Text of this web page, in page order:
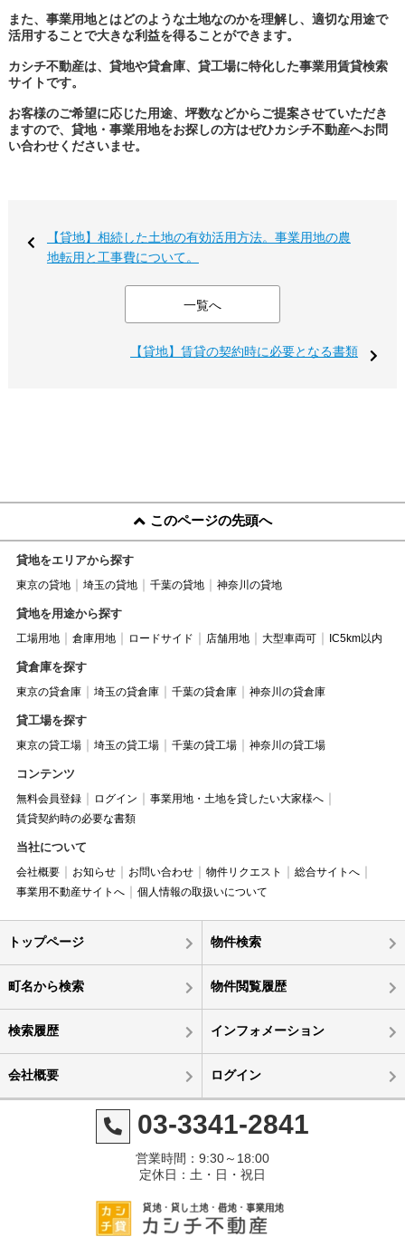
また、事業用地とはどのような土地なのかを理解し、適切な用途で
活用することで大きな利益を得ることができます。
カシチ不動産は、貸地や貸倉庫、貸工場に特化した事業用賃貸検索
サイトです。
お客様のご希望に応じた用途、坪数などからご提案させていただき
ますので、貸地・事業用地をお探しの方はぜひカシチ不動産へお問
い合わせくださいませ。
【貸地】相続した土地の有効活用方法。事業用地の農
地転用と工事費について。
一覧へ
【貸地】賃貸の契約時に必要となる書類
このページの先頭へ
貸地をエリアから探す
東京の貸地 埼玉の貸地 千葉の貸地 神奈川の貸地
貸地を用途から探す
工場用地 倉庫用地 ロードサイド 店舗用地 大型車両可 IC5km以内
貸倉庫を探す
東京の貸倉庫 埼玉の貸倉庫 千葉の貸倉庫 神奈川の貸倉庫
貸工場を探す
東京の貸工場 埼玉の貸工場 千葉の貸工場 神奈川の貸工場
コンテンツ
無料会員登録 ログイン
事業用地・土地を貸したい大家様へ
賃貸契約時の必要な書類
当社について
会社概要 お知らせ お問い合わせ 物件リクエスト
総合サイトへ
事業用不動産サイトへ
個人情報の取扱いについて
トップページ 物件検索
町名から検索 物件閲覧履歴
検索履歴 インフォメーション
会社概要 ログイン
03-3341-2841
営業時間：9:30～18:00
定休日：土・日・祝日